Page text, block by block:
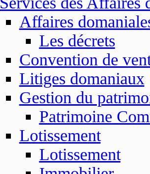
Affaires
Les décrets
Convention de
Litiges domaniaux
Gestion du
Patrimoine
Lotissement
Lotissement